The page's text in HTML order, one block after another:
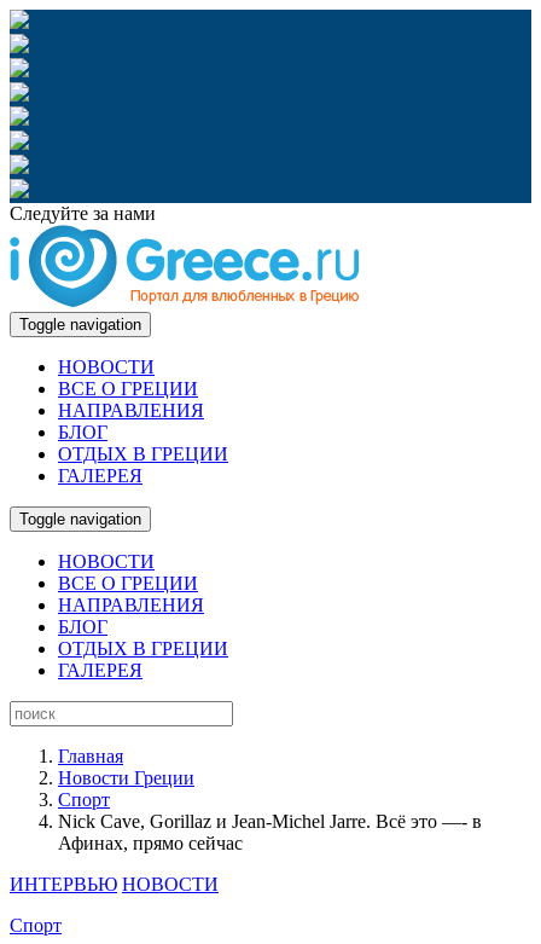
Следуйте за нами
Toggle navigation
НОВОСТИ
ВСЕ О ГРЕЦИИ
НАПРАВЛЕНИЯ
БЛОГ
ОТДЫХ В ГРЕЦИИ
ГАЛЕРЕЯ
Toggle navigation
НОВОСТИ
ВСЕ О ГРЕЦИИ
НАПРАВЛЕНИЯ
БЛОГ
ОТДЫХ В ГРЕЦИИ
ГАЛЕРЕЯ
Главная
Новости Греции
Спорт
Nick Cave, Gorillaz и Jean-Michel Jarre. Всё это —- в
Афинах, прямо сейчас
ИНТЕРВЬЮ НОВОСТИ
Спорт